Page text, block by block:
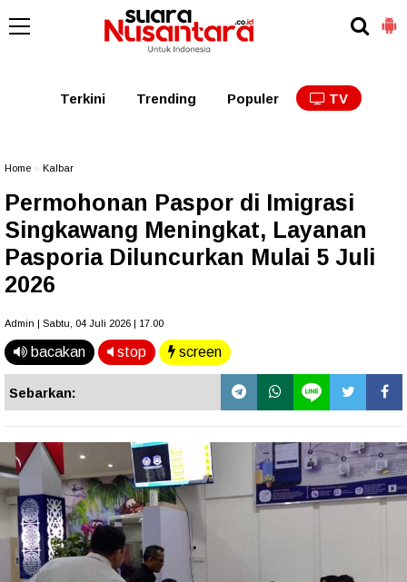
Kalbar Kalteng
Terkini Trending Populer TV
Home Kalbar
Permohonan Paspor di Imigrasi
Singkawang Meningkat, Layanan
Pasporia Diluncurkan Mulai 5 Juli
2026
Admin | Sabtu, 04 Juli 2026 | 17.00
bacakan stop screen
Sebarkan: